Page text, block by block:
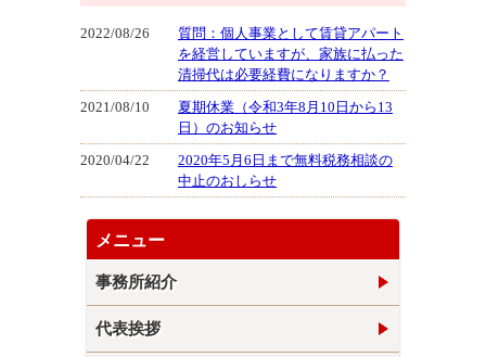
2022/08/26
質問：個人事業として賃貸アパート
を経営していますが、家族に払った
清掃代は必要経費になりますか？
2021/08/10
夏期休業（令和3年8月10日から13
日）のお知らせ
2020/04/22
2020年5月6日まで無料税務相談の
中止のおしらせ
メニュー
事務所紹介
代表挨拶